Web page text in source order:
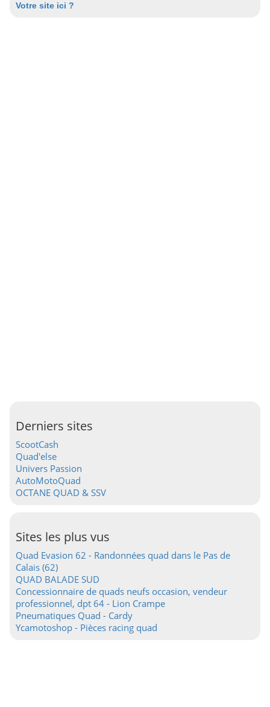
Votre site ici ?
Derniers sites
ScootCash
Quad'else
Univers Passion
AutoMotoQuad
OCTANE QUAD & SSV
Sites les plus vus
Quad Evasion 62 - Randonnées quad dans le Pas de
Calais (62)
QUAD BALADE SUD
Concessionnaire de quads neufs occasion, vendeur
professionnel, dpt 64 - Lion Crampe
Pneumatiques Quad - Cardy
Ycamotoshop - Pièces racing quad